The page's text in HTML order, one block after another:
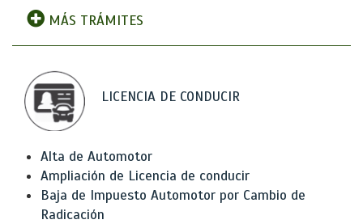
MÁS TRÁMITES
LICENCIA DE CONDUCIR
Alta de Automotor
Ampliación de Licencia de conducir
Baja de Impuesto Automotor por Cambio de
Radicación